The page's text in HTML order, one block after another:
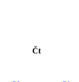
Čt